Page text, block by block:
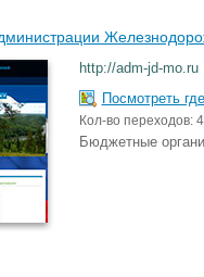
http://adm-jd-mo.ru
Посмотреть
Кол-во переходов:
Бюджетные